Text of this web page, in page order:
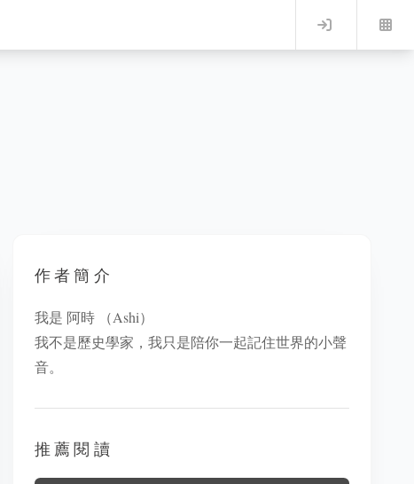
Log in
作者簡介
我是 阿時 （Ashi）
我不是歷史學家，我只是陪你一起記住世界的小聲
音。
推薦閱讀